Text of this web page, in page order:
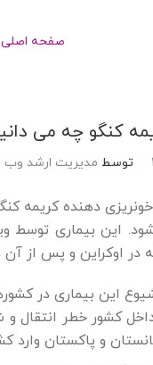
صفحه اصلی
کنگو چه می
توسط مدیریت ارشد
دهنده کریمه
آن در سال 1369 در کنگو شناسایی شد از این رو به آن
این بیماری در
و پاکستان وارد کشور و شایع شد و